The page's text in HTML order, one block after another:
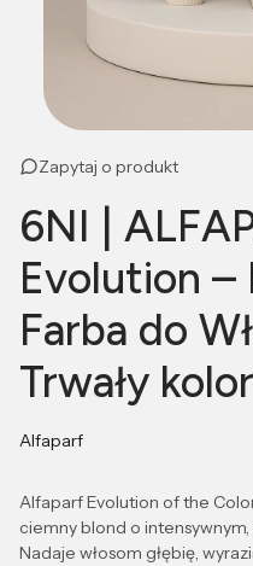
Zapytaj o produkt
6NI |
Evolution –
Farba do
Trwały
Alfaparf
Alfaparf Evolution of the
ciemny blond o
Nadaje włosom głębię,